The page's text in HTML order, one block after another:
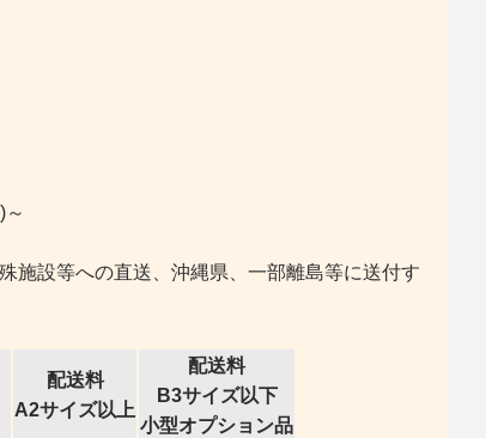
施設等への直送、沖縄県、一部離島等に送付す
配送料
A2サイズ以上
配送料
B3サイズ以下
小型オプション品